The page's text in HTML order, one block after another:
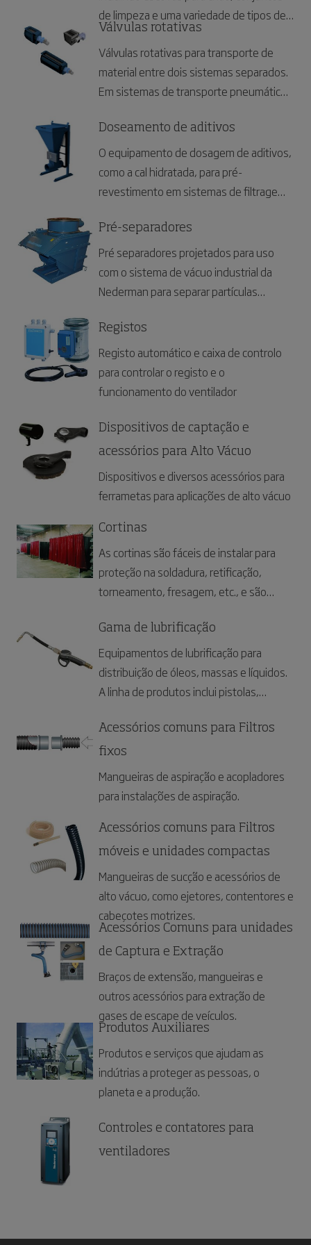
de limpeza e uma variedade de tipos de
bocais para uma ampla gama de
aplicações.
Válvulas rotativas
Válvulas rotativas para transporte de
material entre dois sistemas separados.
Em sistemas de transporte pneumático,
filtro ou ciclone para o silo, à pressão
atmosférica. Esta é uma aplicação ideal
para a válvula rotativa tipo NRS.
Doseamento de aditivos
O equipamento de dosagem de aditivos,
como a cal hidratada, para pré-
revestimento em sistemas de filtragem,
evita o entupimento dos elementos
filtrantes.
Pré-separadores
Pré separadores projetados para uso
com o sistema de vácuo industrial da
Nederman para separar partículas
Registos
Registo automático e caixa de controlo
para controlar o registo e o
funcionamento do ventilador
Dispositivos de captação e
acessórios para Alto Vácuo
Dispositivos e diversos acessórios para
ferrametas para aplicações de alto vácuo
Cortinas
As cortinas são fáceis de instalar para
proteção na soldadura, retificação,
torneamento, fresagem, etc., e são
trabalho temporários ou permanentes.
Gama de lubrificação
Equipamentos de lubrificação para
distribuição de óleos, massas e líquidos.
A linha de produtos inclui pistolas,
de óleo usado, torres de serviço e
sistemas de monitorização de fluidos.
Acessórios comuns para Filtros
fixos
Mangueiras de aspiração e acopladores
para instalações de aspiração.
Acessórios comuns para Filtros
móveis e unidades compactas
Mangueiras de sucção e acessórios de
alto vácuo, como ejetores, contentores e
cabeçotes motrizes.
Acessórios Comuns para unidades
de Captura e Extração
Braços de extensão, mangueiras e
outros acessórios para extração de
gases de escape de veículos.
Produtos Auxiliares
Produtos e serviços que ajudam as
indútrias a proteger as pessoas, o
planeta e a produção.
Controles e contatores para
ventiladores